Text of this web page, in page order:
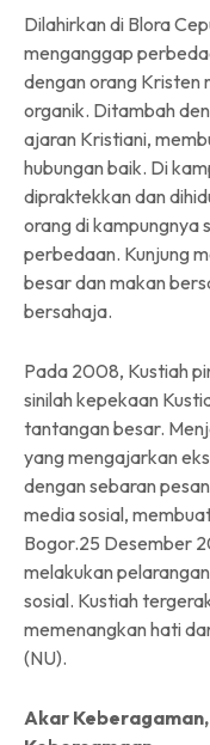
Dilahirkan di Blora
menganggap
dengan orang Kristen
organik. Ditambah
ajaran Kristiani,
hubungan baik. Di
dipraktekkan dan
orang di kampungnya
perbedaan. Kunjung
besar dan makan
bersahaja.
Pada 2008, Kustiah
sinilah kepekaan
tantangan besar.
yang mengajarkan
dengan sebaran
media sosial,
Bogor.25 Desember
melakukan
sosial. Kustiah
memenangkan hati
(NU).
Akar